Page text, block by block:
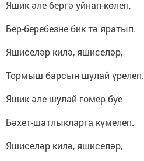
Яшик әле бергә уйнап-көлеп,
Бер-беребезне бик тә яратып.
Яшиселәр килә, яшиселәр,
Тормыш барсын шулай үрелеп.
Яшик әле шулай гомер буе
Бәхет-шатлыкларга күмелеп.
Яшиселәр килә, яшиселәр,